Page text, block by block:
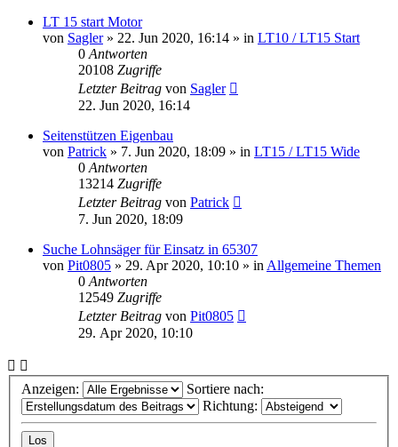
LT 15 start Motor
von Sagler» 22. Jun 2020, 16:14 » in LT10 / LT15 Start
0 Antworten
20108 Zugriffe
Letzter Beitrag von Sagler
22. Jun 2020, 16:14
Seitenstützen Eigenbau
von Patrick » 7. Jun 2020, 18:09 » in LT15 / LT15 Wide
0 Antworten
13214 Zugriffe
Letzter Beitrag von Patrick
7. Jun 2020, 18:09
Suche Lohnsäger für Einsatz in 65307
von Pit0805 » 29. Apr 2020, 10:10 » in Allgemeine Themen
0 Antworten
12549 Zugriffe
Letzter Beitrag von Pit0805
29. Apr 2020, 10:10
Anzeigen:
Sortiere nach:
Richtung: